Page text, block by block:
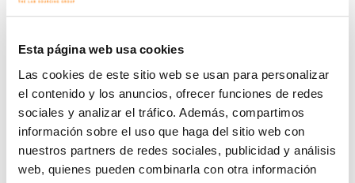
Esta página web usa cookies
Las cookies de este sitio web se usan para personalizar
el contenido y los anuncios, ofrecer funciones de redes
sociales y analizar el tráfico. Además, compartimos
información sobre el uso que haga del sitio web con
nuestros partners de redes sociales, publicidad y análisis
web, quienes pueden combinarla con otra información
Fase
SC-1701
Diámetro
0,25 0,25
Longitud (m)
30
Temperatura
máxima (ºC)
280
Pack (u.)
1
Referencia
SC17307008
Envase
x u.
Precio
Comprar